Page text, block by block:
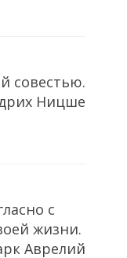
совестью.
Ницше
с
жизни.
Аврелий